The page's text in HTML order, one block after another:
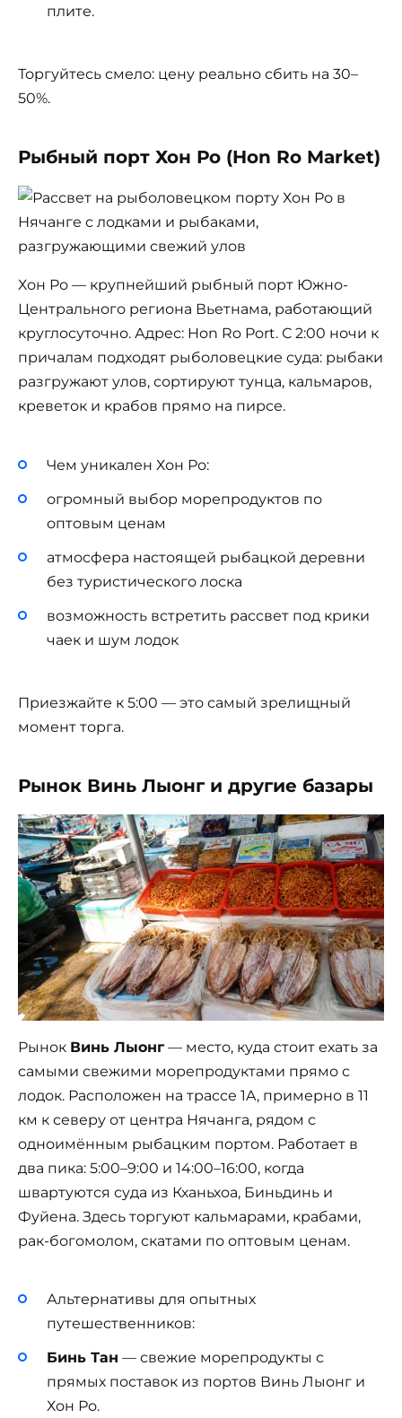
плите.
Торгуйтесь смело: цену реально сбить на 30–
50%.
Рыбный порт Хон Ро (Hon Ro Market)
Хон Ро — крупнейший рыбный порт Южно-
Центрального региона Вьетнама, работающий
круглосуточно. Адрес: Hon Ro Port. С 2:00 ночи к
причалам подходят рыболовецкие суда: рыбаки
разгружают улов, сортируют тунца, кальмаров,
креветок и крабов прямо на пирсе.
Чем уникален Хон Ро:
огромный выбор морепродуктов по
оптовым ценам
атмосфера настоящей рыбацкой деревни
без туристического лоска
возможность встретить рассвет под крики
чаек и шум лодок
Приезжайте к 5:00 — это самый зрелищный
момент торга.
Рынок Винь Лыонг и другие базары
Рынок Винь Лыонг — место, куда стоит ехать за
самыми свежими морепродуктами прямо с
лодок. Расположен на трассе 1A, примерно в 11
км к северу от центра Нячанга, рядом с
одноимённым рыбацким портом. Работает в
два пика: 5:00–9:00 и 14:00–16:00, когда
швартуются суда из Кханьхоа, Биньдинь и
Фуйена. Здесь торгуют кальмарами, крабами,
рак-богомолом, скатами по оптовым ценам.
Альтернативы для опытных
путешественников:
Бинь Тан — свежие морепродукты с
прямых поставок из портов Винь Лыонг и
Хон Ро.